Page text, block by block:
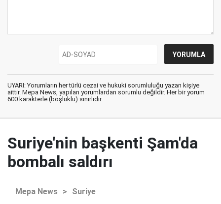
UYARI: Yorumların her türlü cezai ve hukuki sorumluluğu yazan kişiye
aittir. Mepa News, yapılan yorumlardan sorumlu değildir. Her bir yorum
600 karakterle (boşluklu) sınırlıdır.
Suriye'nin başkenti Şam'da
bombalı saldırı
Mepa News > Suriye